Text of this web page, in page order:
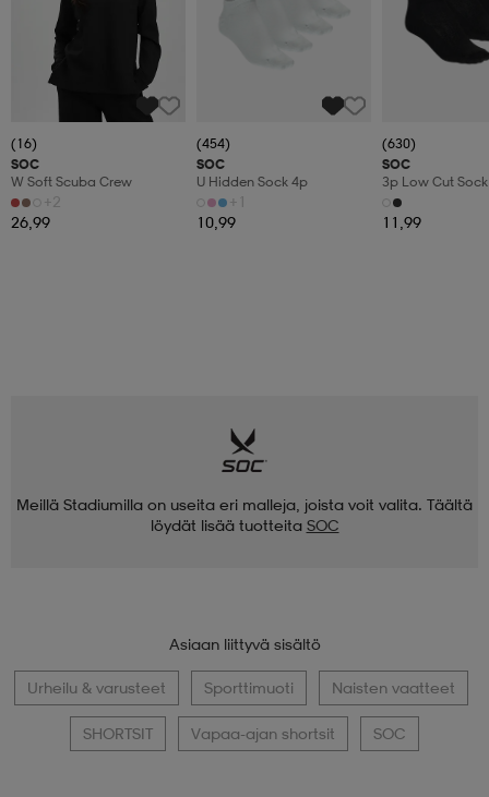
(16)
SOC
W Soft Scuba Crew
+2
26,99
(454)
SOC
U Hidden Sock 4p
+1
10,99
(630)
SOC
3p Low Cut Sock
11,99
Meillä Stadiumilla on useita eri malleja, joista voit valita. Täältä
löydät lisää tuotteita SOC
Asiaan liittyvä sisältö
Urheilu & varusteet Sporttimuoti Naisten vaatteet
SHORTSIT Vapaa-ajan shortsit SOC